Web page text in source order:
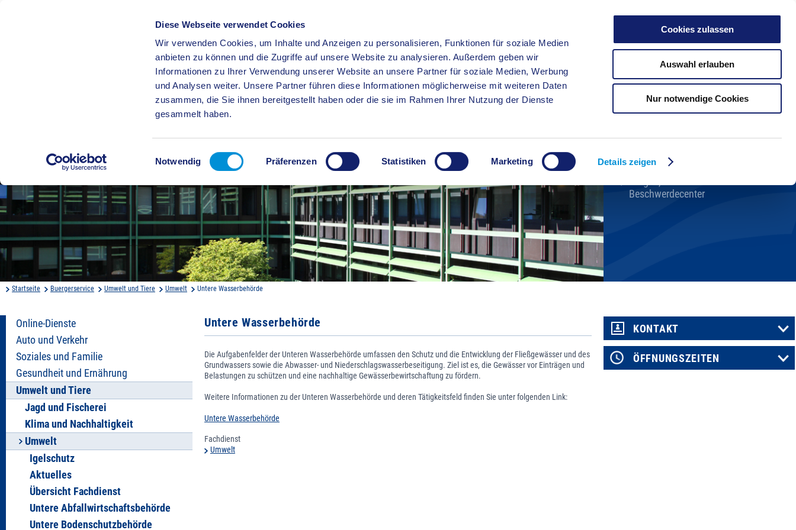
Diese Webseite verwendet Cookies
Wir verwenden Cookies, um Inhalte und Anzeigen zu personalisieren, Funktionen für soziale Medien
anbieten zu können und die Zugriffe auf unsere Website zu analysieren. Außerdem geben wir
Informationen zu Ihrer Verwendung unserer Website an unsere Partner für soziale Medien, Werbung
und Analysen weiter. Unsere Partner führen diese Informationen möglicherweise mit weiteren Daten
zusammen, die Sie ihnen bereitgestellt haben oder die sie im Rahmen Ihrer Nutzung der Dienste
gesammelt haben.
Einwilligungsauswahl
Notwendig Präferenzen Statistiken Marketing Details zeigen
Cookies zulassen
Auswahl erlauben
Nur notwendige Cookies
BÜRGERSERVICE KREISHAUS WIRTSCHAFT BILDUNG
Kreisverwaltung A-Z
Karriere beim Kreis
Beschwerdecenter
Startseite Buergerservice Umwelt und Tiere Umwelt Untere Wasserbehörde
Online-Dienste
Auto und Verkehr
Soziales und Familie
Gesundheit und Ernährung
Umwelt und Tiere
Jagd und Fischerei
Klima und Nachhaltigkeit
Umwelt
Igelschutz
Aktuelles
Übersicht Fachdienst
Untere Abfallwirtschaftsbehörde
Untere Bodenschutzbehörde
Untere Wasserbehörde
Die Aufgabenfelder der Unteren Wasserbehörde umfassen den Schutz und die Entwicklung der Fließgewässer und des
Grundwassers sowie die Abwasser- und Niederschlagswasserbeseitigung. Ziel ist es, die Gewässer vor Einträgen und
Belastungen zu schützen und eine nachhaltige Gewässerbewirtschaftung zu fördern.
Weitere Informationen zu der Unteren Wasserbehörde und deren Tätigkeitsfeld finden Sie unter folgenden Link:
Untere Wasserbehörde
Fachdienst
Umwelt
KONTAKT
ÖFFNUNGSZEITEN